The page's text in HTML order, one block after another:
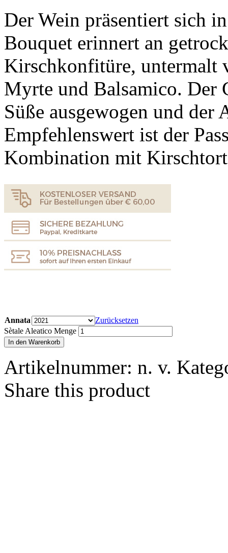
Der Wein präsentiert sich
Bouquet erinnert an
Kirschkonfitüre, untermalt
Myrte und Balsamico. Der
Süße ausgewogen und
Empfehlenswert ist der
Kombination mit
Annata
Zurücksetzen
Sètale Aleatico Menge
In den Warenkorb
Artikelnummer: n. v.
Share this product